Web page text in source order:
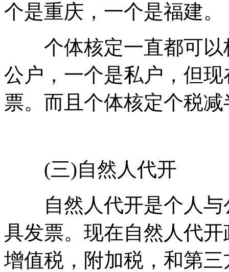
个是重庆，一个是福建。
个体核定一直都可以
公户，一个是私户，但
票。而且个体核定个税
(三)自然人代开
自然人代开是个人与
具发票。现在自然人代
增值税，附加税，和第